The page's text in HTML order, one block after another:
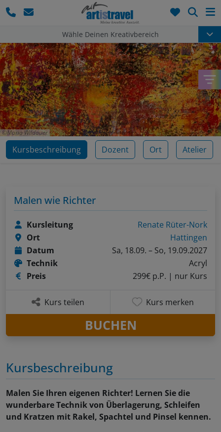
Wähle Deinen Kreativbereich
Maria Wildauer
Kursbeschreibung Dozent Ort Atelier
Kursbeschreibung
Malen Sie Ihren eigenen Richter! Lernen Sie die
wunderbare Technik von Überlagerung, Schleifen
und Kratzen mit Rakel, Spachtel und Pinsel kennen.
Malen wie Richter
Kursleitung
Renate Rüter-Nork
Ort
Hattingen
Datum
Sa, 18.09. – So, 19.09.2027
Technik
Acryl
Preis
299€ p.P. | nur Kurs
Kurs teilen Kurs merken
BUCHEN